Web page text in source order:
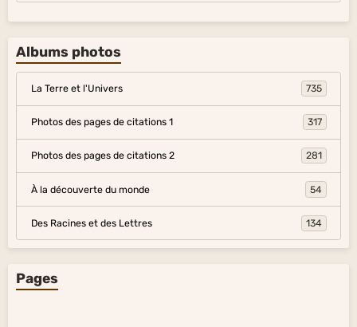
Albums photos
La Terre et l'Univers 735
Photos des pages de citations 1 317
Photos des pages de citations 2 281
À la découverte du monde 54
Des Racines et des Lettres 134
Pages